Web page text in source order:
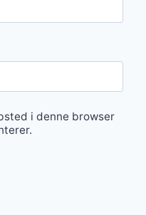
i denne browser